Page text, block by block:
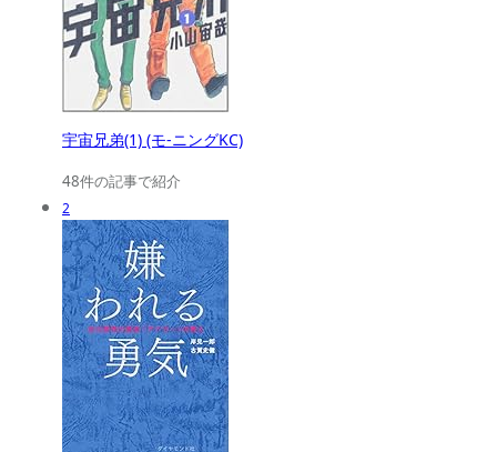
宇宙兄弟(1) (モ-ニングKC)
48件の記事で紹介
2